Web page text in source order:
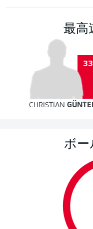
最高
CHRISTIAN
ボ